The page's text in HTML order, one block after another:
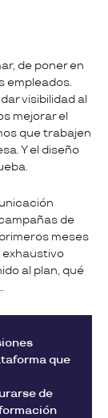
de poner en
empleados.
visibilidad al
mejorar el
que trabajen
Y el diseño
de
meses
exhaustivo
al plan, qué
que
de